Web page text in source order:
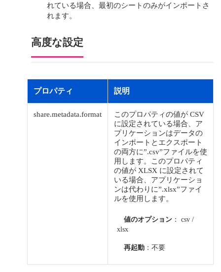
れている場合、最初のシートのみがインポートさ
れます。
高度な設定
プロパティ 説明
share.metadata.format
このプロパティの値が CSV
に設定されている場合、ア
プリケーションはデータの
インポートとエクスポート
の両方に”.csv”ファイルを使
用します。このプロパティ
の値が XLSX に設定されて
いる場合、アプリケーショ
ンは代わりに”.xlsx”ファイ
ルを使用します。
値のオプション ： csv /
xlsx
再起動 ：不要